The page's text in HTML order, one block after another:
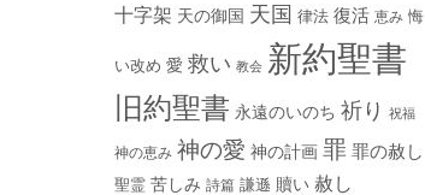
十字架 天の御国 天国 律法 復活 恵み 悔
い改め 愛 救い 教会 新約聖書
旧約聖書 永遠のいのち 祈り 祝福
神の恵み 神の愛 神の計画 罪 罪の赦し
聖霊 苦しみ 詩篇 謙遜 贖い 赦し